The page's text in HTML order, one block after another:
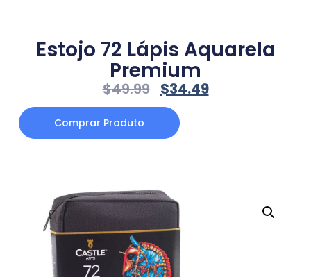
Estojo 72 Lápis Aquarela
Premium
$49.99 $34.49
Comprar Produto